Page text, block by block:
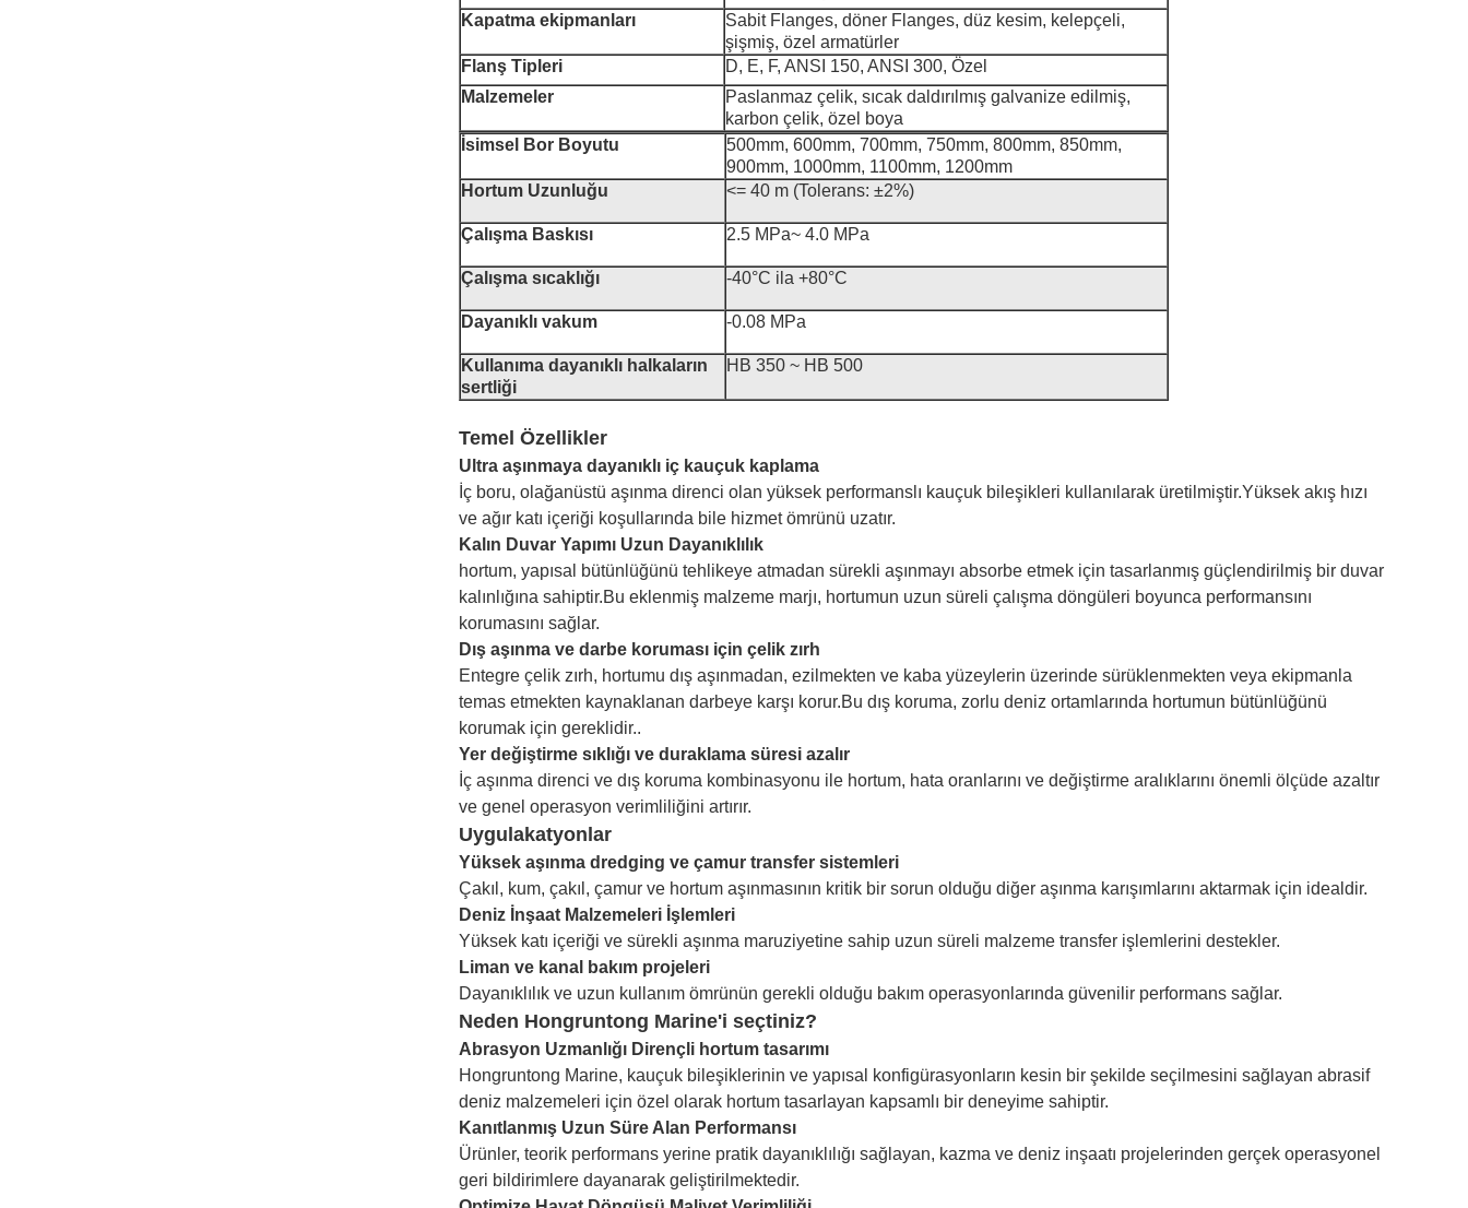
Kapatma ekipmanları
Sabit Flanges, döner Flanges, düz kesim, kelepçeli,
şişmiş, özel armatürler
Flanş Tipleri
D, E, F, ANSI 150, ANSI 300, Özel
Malzemeler
Paslanmaz çelik, sıcak daldırılmış galvanize edilmiş,
karbon çelik, özel boya
İsimsel Bor Boyutu
500mm, 600mm, 700mm, 750mm, 800mm, 850mm,
900mm, 1000mm, 1100mm, 1200mm
Hortum Uzunluğu
<= 40 m (Tolerans: ±2%)
Çalışma Baskısı 2.5 MPa~ 4.0 MPa
Çalışma sıcaklığı -40°C ila +80°C
Dayanıklı vakum -0.08 MPa
Kullanıma dayanıklı halkaların
sertliği
HB 350 ~ HB 500
Temel Özellikler
Ultra aşınmaya dayanıklı iç kauçuk kaplama
İç boru, olağanüstü aşınma direnci olan yüksek performanslı kauçuk bileşikleri kullanılarak üretilmiştir.Yüksek akış hızı
ve ağır katı içeriği koşullarında bile hizmet ömrünü uzatır.
Kalın Duvar Yapımı Uzun Dayanıklılık
hortum, yapısal bütünlüğünü tehlikeye atmadan sürekli aşınmayı absorbe etmek için tasarlanmış güçlendirilmiş bir duvar
kalınlığına sahiptir.Bu eklenmiş malzeme marjı, hortumun uzun süreli çalışma döngüleri boyunca performansını
korumasını sağlar.
Dış aşınma ve darbe koruması için çelik zırh
Entegre çelik zırh, hortumu dış aşınmadan, ezilmekten ve kaba yüzeylerin üzerinde sürüklenmekten veya ekipmanla
temas etmekten kaynaklanan darbeye karşı korur.Bu dış koruma, zorlu deniz ortamlarında hortumun bütünlüğünü
korumak için gereklidir..
Yer değiştirme sıklığı ve duraklama süresi azalır
İç aşınma direnci ve dış koruma kombinasyonu ile hortum, hata oranlarını ve değiştirme aralıklarını önemli ölçüde azaltır
ve genel operasyon verimliliğini artırır.
Uygulakatyonlar
Yüksek aşınma dredging ve çamur transfer sistemleri
Çakıl, kum, çakıl, çamur ve hortum aşınmasının kritik bir sorun olduğu diğer aşınma karışımlarını aktarmak için idealdir.
Deniz İnşaat Malzemeleri İşlemleri
Yüksek katı içeriği ve sürekli aşınma maruziyetine sahip uzun süreli malzeme transfer işlemlerini destekler.
Liman ve kanal bakım projeleri
Dayanıklılık ve uzun kullanım ömrünün gerekli olduğu bakım operasyonlarında güvenilir performans sağlar.
Neden Hongruntong Marine'i seçtiniz?
Abrasyon Uzmanlığı Dirençli hortum tasarımı
Hongruntong Marine, kauçuk bileşiklerinin ve yapısal konfigürasyonların kesin bir şekilde seçilmesini sağlayan abrasif
deniz malzemeleri için özel olarak hortum tasarlayan kapsamlı bir deneyime sahiptir.
Kanıtlanmış Uzun Süre Alan Performansı
Ürünler, teorik performans yerine pratik dayanıklılığı sağlayan, kazma ve deniz inşaatı projelerinden gerçek operasyonel
geri bildirimlere dayanarak geliştirilmektedir.